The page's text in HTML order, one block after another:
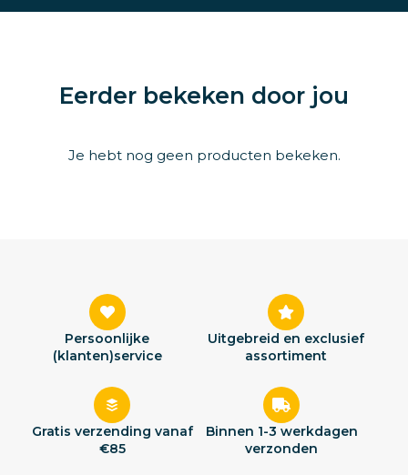
Eerder bekeken door jou
Je hebt nog geen producten bekeken.
Persoonlijke
(klanten)service
Uitgebreid en exclusief
assortiment
Gratis verzending vanaf
€85
Binnen 1-3 werkdagen
verzonden